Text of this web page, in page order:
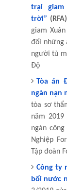
trại
trời” (RFA)
giam
đối những
người tù
Độ
Tòa án
ngàn nạn
tòa sơ
năm
ngàn
Nghiệp
Tập đoàn
Công ty
bối nước